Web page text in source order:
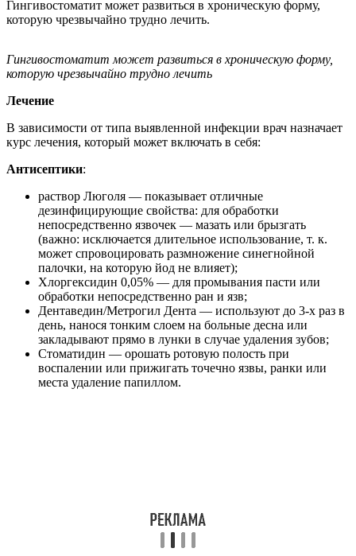
Гингивостоматит может развиться в хроническую форму,
которую чрезвычайно трудно лечить.
Гингивостоматит может развиться в хроническую форму,
которую чрезвычайно трудно лечить
Лечение
В зависимости от типа выявленной инфекции врач назначает
курс лечения, который может включать в себя:
Антисептики:
раствор Люголя — показывает отличные
дезинфицирующие свойства: для обработки
непосредственно язвочек — мазать или брызгать
(важно: исключается длительное использование, т. к.
может спровоцировать размножение синегнойной
палочки, на которую йод не влияет);
Хлоргексидин 0,05% — для промывания пасти или
обработки непосредственно ран и язв;
Дентаведин/Метрогил Дента — используют до 3-х раз в
день, нанося тонким слоем на больные десна или
закладывают прямо в лунки в случае удаления зубов;
Стоматидин — орошать ротовую полость при
воспалении или прижигать точечно язвы, ранки или
места удаление папиллом.